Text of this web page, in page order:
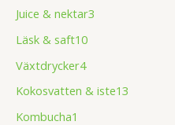
Juice & nektar3
Läsk & saft10
Växtdrycker4
Kokosvatten & iste13
Kombucha1